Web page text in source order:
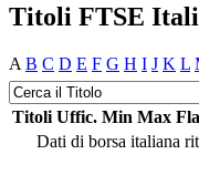
Titoli FTSE
A B C D E F G H I J K L
Titoli Uffic. Min Max
Dati di borsa italiana